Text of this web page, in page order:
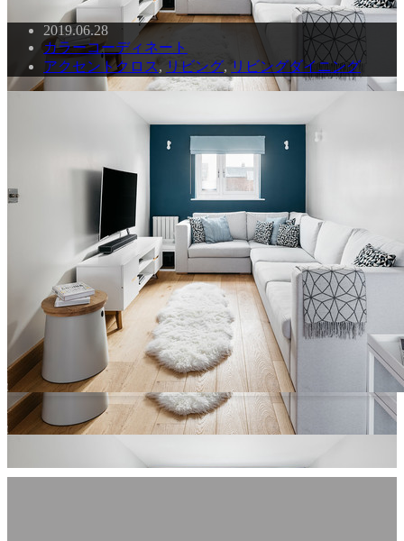
2019.06.28
カラーコーディネート
アクセントクロス, リビング, リビングダイニング